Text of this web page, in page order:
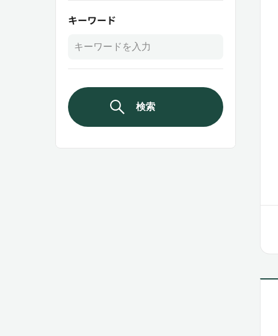
キーワード
検索